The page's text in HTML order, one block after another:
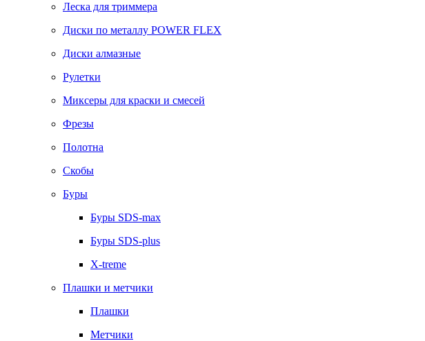
Леска для триммера
Диски по металлу POWER FLEX
Диски алмазные
Рулетки
Миксеры для краски и смесей
Фрезы
Полотна
Скобы
Буры
Буры SDS-max
Буры SDS-plus
X-treme
Плашки и метчики
Плашки
Метчики